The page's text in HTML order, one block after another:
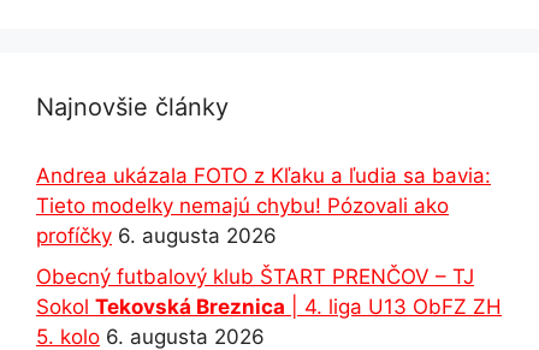
Najnovšie články
Andrea ukázala FOTO z Kľaku a ľudia sa bavia:
Tieto modelky nemajú chybu! Pózovali ako
profíčky 6. augusta 2026
Obecný futbalový klub ŠTART PRENČOV – TJ
Sokol Tekovská Breznica | 4. liga U13 ObFZ ZH
5. kolo 6. augusta 2026